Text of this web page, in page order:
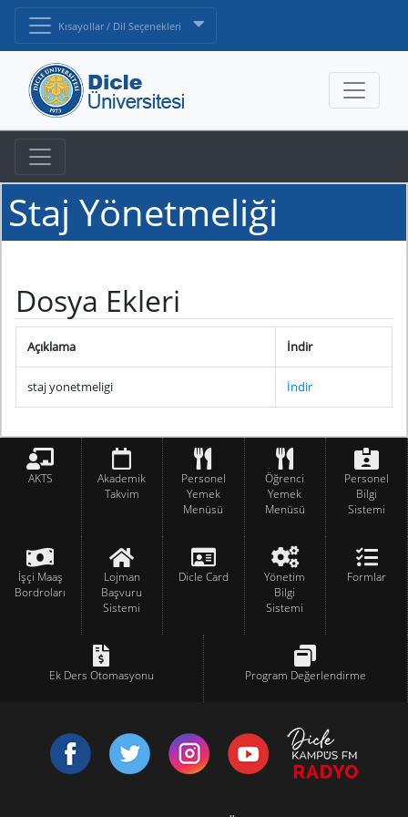
Kısayollar / Dil Seçenekleri
Staj Yönetmeliği
Dosya Ekleri
Açıklama İndir
staj yonetmeligi İndir
AKTS
Akademik
Takvim
Personel
Yemek
Menüsü
Öğrenci
Yemek
Menüsü
Personel
Bilgi
Sistemi
İşçi Maaş
Bordroları
Lojman
Başvuru
Sistemi
Dicle Card
Yönetim
Bilgi
Sistemi
Formlar
Ek Ders Otomasyonu Program Değerlendirme